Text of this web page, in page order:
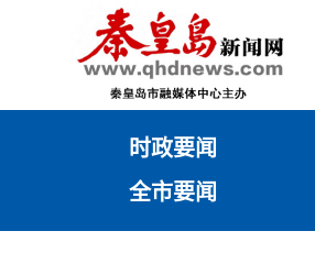
时政要闻
全市要闻